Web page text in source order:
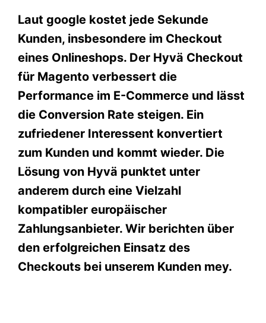
Laut google kostet jede Sekunde
Kunden, insbesondere im Checkout
eines Onlineshops. Der Hyvä Checkout
für Magento verbessert die
Performance im E-Commerce und lässt
die Conversion Rate steigen. Ein
zufriedener Interessent konvertiert
zum Kunden und kommt wieder. Die
Lösung von Hyvä punktet unter
anderem durch eine Vielzahl
kompatibler europäischer
Zahlungsanbieter. Wir berichten über
den erfolgreichen Einsatz des
Checkouts bei unserem Kunden mey.